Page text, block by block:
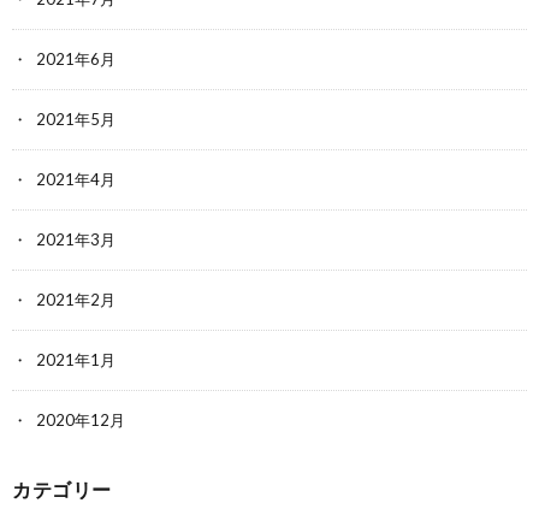
2021年6月
2021年5月
2021年4月
2021年3月
2021年2月
2021年1月
2020年12月
カテゴリー